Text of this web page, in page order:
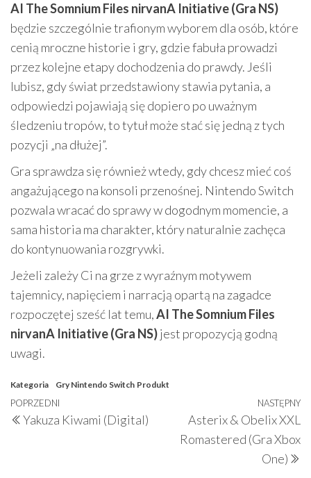
AI The Somnium Files nirvanA Initiative (Gra NS)
będzie szczególnie trafionym wyborem dla osób, które
cenią mroczne historie i gry, gdzie fabuła prowadzi
przez kolejne etapy dochodzenia do prawdy. Jeśli
lubisz, gdy świat przedstawiony stawia pytania, a
odpowiedzi pojawiają się dopiero po uważnym
śledzeniu tropów, to tytuł może stać się jedną z tych
pozycji „na dłużej”.
Gra sprawdza się również wtedy, gdy chcesz mieć coś
angażującego na konsoli przenośnej. Nintendo Switch
pozwala wracać do sprawy w dogodnym momencie, a
sama historia ma charakter, który naturalnie zachęca
do kontynuowania rozgrywki.
Jeżeli zależy Ci na grze z wyraźnym motywem
tajemnicy, napięciem i narracją opartą na zagadce
rozpoczętej sześć lat temu,AI The Somnium Files
nirvanA Initiative (Gra NS)jest propozycją godną
uwagi.
Kategoria Gry Nintendo Switch Produkt
Nawigacja
wpisu
Poprzedni
wpis
POPRZEDNI
Yakuza Kiwami (Digital)
NASTĘPNY
Asterix & Obelix XXL
Romastered (Gra Xbox
One)